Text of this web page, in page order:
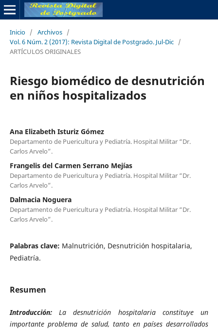
Inicio / Archivos /
Vol. 6 Núm. 2 (2017): Revista Digital de Postgrado. Jul-Dic /
ARTÍCULOS ORIGINALES
Riesgo biomédico de desnutrición
en niños hospitalizados
Ana Elizabeth Isturiz Gómez
Departamento de Puericultura y Pediatría. Hospital Militar “Dr.
Carlos Arvelo”.
Frangelis del Carmen Serrano Mejías
Departamento de Puericultura y Pediatría. Hospital Militar “Dr.
Carlos Arvelo”.
Dalmacia Noguera
Departamento de Puericultura y Pediatría. Hospital Militar “Dr.
Carlos Arvelo”.
Palabras clave: Malnutrición, Desnutrición hospitalaria,
Pediatría.
Resumen
Introducción:La desnutrición hospitalaria constituye un
importante problema de salud, tanto en países desarrollados